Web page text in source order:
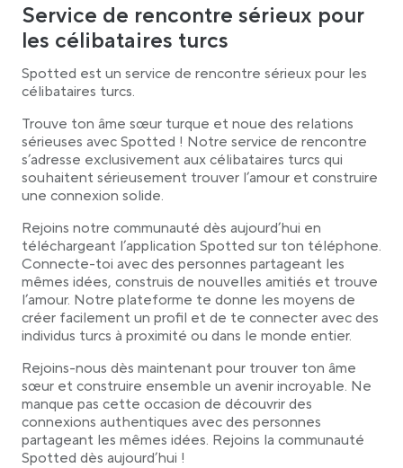
Service de rencontre sérieux pour
les célibataires turcs
Spotted est un service de rencontre sérieux pour les
célibataires turcs.
Trouve ton âme sœur turque et noue des relations
sérieuses avec Spotted ! Notre service de rencontre
s’adresse exclusivement aux célibataires turcs qui
souhaitent sérieusement trouver l’amour et construire
une connexion solide.
Rejoins notre communauté dès aujourd’hui en
téléchargeant l’application Spotted sur ton téléphone.
Connecte-toi avec des personnes partageant les
mêmes idées, construis de nouvelles amitiés et trouve
l’amour. Notre plateforme te donne les moyens de
créer facilement un profil et de te connecter avec des
individus turcs à proximité ou dans le monde entier.
Rejoins-nous dès maintenant pour trouver ton âme
sœur et construire ensemble un avenir incroyable. Ne
manque pas cette occasion de découvrir des
connexions authentiques avec des personnes
partageant les mêmes idées. Rejoins la communauté
Spotted dès aujourd’hui !